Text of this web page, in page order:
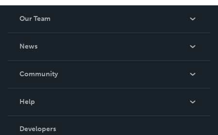
Our Team
News
In The News
Community
Podcast
Help
Order Lookup
Developers